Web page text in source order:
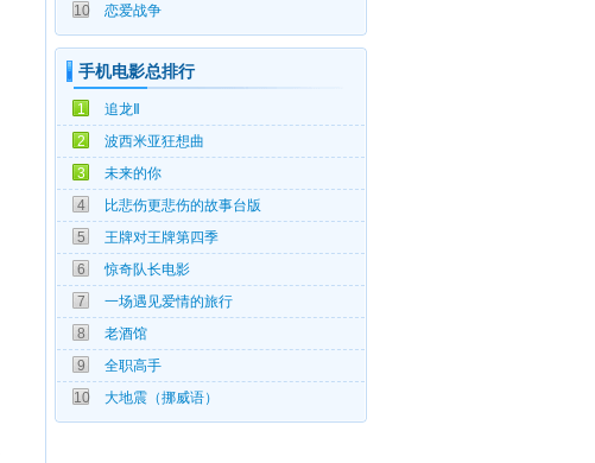
10 恋爱战争
手机电影总排行
1 追龙Ⅱ
2 波西米亚狂想曲
3 未来的你
4 比悲伤更悲伤的故事台版
5 王牌对王牌第四季
6 惊奇队长电影
7 一场遇见爱情的旅行
8 老酒馆
9 全职高手
10 大地震（挪威语）